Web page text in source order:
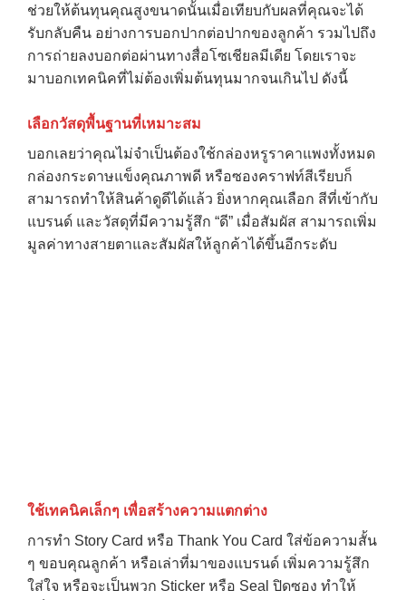
ช่วยให้ต้นทุนคุณสูงขนาดนั้นเมื่อเทียบกับผลที่คุณจะได้
รับกลับคืน อย่างการบอกปากต่อปากของลูกค้า รวมไปถึง
การถ่ายลงบอกต่อผ่านทางสื่อโซเชียลมีเดีย โดยเราจะ
มาบอกเทคนิคที่ไม่ต้องเพิ่มต้นทุนมากจนเกินไป ดังนี้
เลือกวัสดุพื้นฐานที่เหมาะสม
บอกเลยว่าคุณไม่จำเป็นต้องใช้กล่องหรูราคาแพงทั้งหมด
กล่องกระดาษแข็งคุณภาพดี หรือซองคราฟท์สีเรียบก็
สามารถทำให้สินค้าดูดีได้แล้ว ยิ่งหากคุณเลือก สีที่เข้ากับ
แบรนด์ และวัสดุที่มีความรู้สึก “ดี” เมื่อสัมผัส สามารถเพิ่ม
มูลค่าทางสายตาและสัมผัสให้ลูกค้าได้ขึ้นอีกระดับ
ใช้เทคนิคเล็กๆ เพื่อสร้างความแตกต่าง
การทำ Story Card หรือ Thank You Card ใส่ข้อความสั้น
ๆ ขอบคุณลูกค้า หรือเล่าที่มาของแบรนด์ เพิ่มความรู้สึก
ใส่ใจ หรือจะเป็นพวก Sticker หรือ Seal ปิดซอง ทำให้